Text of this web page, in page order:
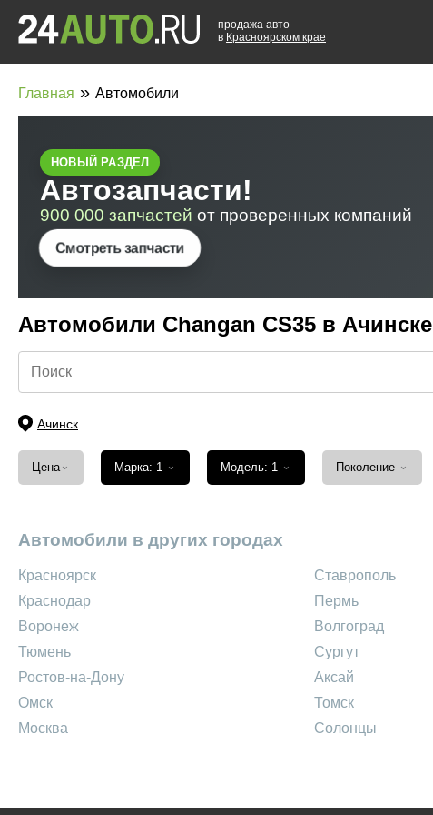
продажа авто
в Красноярском крае
Главная » Автомобили
Автомобили Changan CS35 в Ачинске
Ачинск
Цена ⌄ Марка: 1 ⌄ Модель: 1 ⌄ Поколение ⌄
Автомобили в других городах
Красноярск
Краснодар
Воронеж
Тюмень
Ростов-на-Дону
Омск
Москва
Ставрополь
Пермь
Волгоград
Сургут
Аксай
Томск
Солонцы